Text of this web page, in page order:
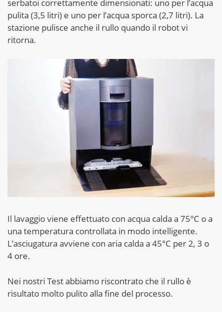
serbatoi correttamente dimensionati: uno per l’acqua
pulita (3,5 litri) e uno per l’acqua sporca (2,7 litri). La
stazione pulisce anche il rullo quando il robot vi
ritorna.
Il lavaggio viene effettuato con acqua calda a 75°C o a
una temperatura controllata in modo intelligente.
L’asciugatura avviene con aria calda a 45°C per 2, 3 o
4 ore.
Nei nostri Test abbiamo riscontrato che il rullo è
risultato molto pulito alla fine del processo.